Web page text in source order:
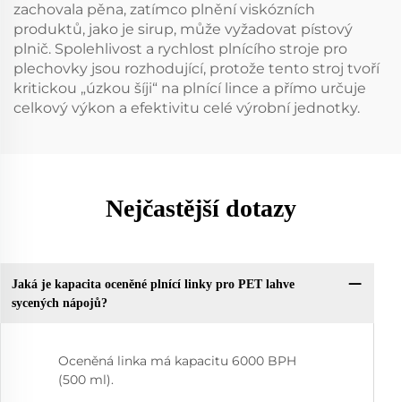
zachovala pěna, zatímco plnění viskózních
produktů, jako je sirup, může vyžadovat pístový
plnič. Spolehlivost a rychlost plnícího stroje pro
plechovky jsou rozhodující, protože tento stroj tvoří
kritickou „úzkou šíji“ na plnící lince a přímo určuje
celkový výkon a efektivitu celé výrobní jednotky.
Nejčastější dotazy
Jaká je kapacita oceněné plnící linky pro PET lahve
sycených nápojů?
Oceněná linka má kapacitu 6000 BPH
(500 ml).